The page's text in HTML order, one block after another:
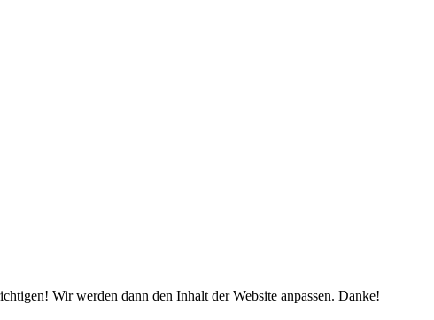
Wir werden dann den Inhalt der Website anpassen. Danke!